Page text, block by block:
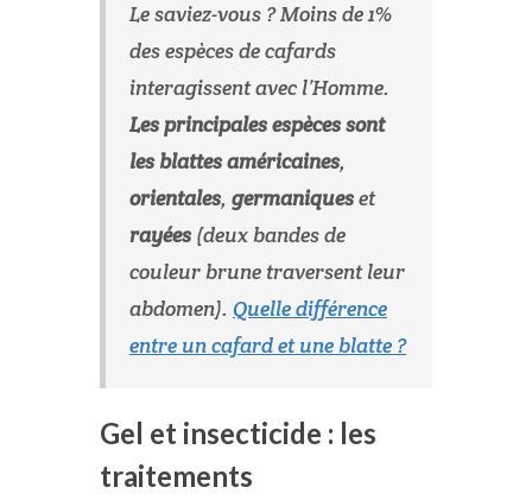
Le saviez-vous ? Moins de 1%
des espèces de cafards
interagissent avec l’Homme.
Les principales espèces sont
les blattes américaines,
orientales, germaniqueset
rayées (deux bandes de
couleur brune traversent leur
abdomen). Quelle différence
entre un cafard et une blatte ?
Gel et insecticide : les
traitements